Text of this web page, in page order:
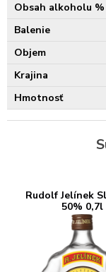
Obsah alkoholu %
Balenie
Objem
Krajina
Hmotnosť
Rudolf Jelínek
50% 0,7l